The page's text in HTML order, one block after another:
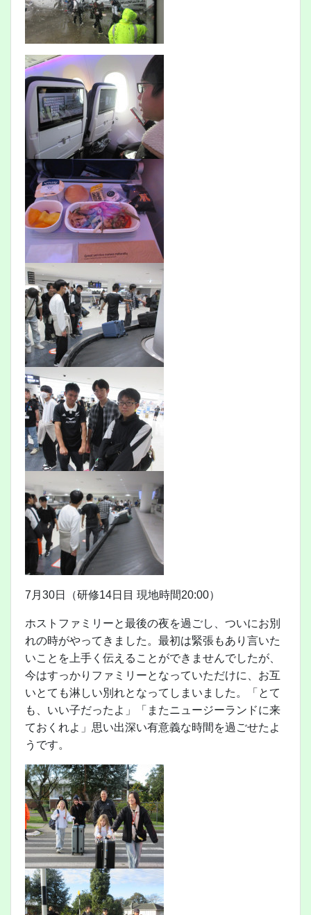
7月30日（研修14日目 現地時間20:00）
ホストファミリーと最後の夜を過ごし、ついにお別
れの時がやってきました。最初は緊張もあり言いた
いことを上手く伝えることができませんでしたが、
今はすっかりファミリーとなっていただけに、お互
いとても淋しい別れとなってしまいました。「とて
も、いい子だったよ」「またニュージーランドに来
ておくれよ」思い出深い有意義な時間を過ごせたよ
うです。